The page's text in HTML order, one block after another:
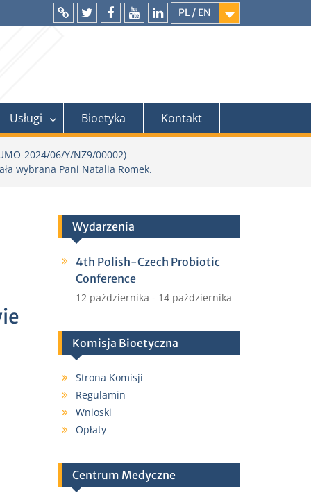
PL / EN
IntranetTwitterFacebookYouTubeLinkedIn
Usługi Bioetyka Kontakt
2024/06/Y/NZ9/00002)
wybrana Pani Natalia Romek.
Wydarzenia
4th Polish-Czech Probiotic
Conference
12 października - 14 października
Komisja Bioetyczna
Strona Komisji
Regulamin
Wnioski
Opłaty
Centrum Medyczne